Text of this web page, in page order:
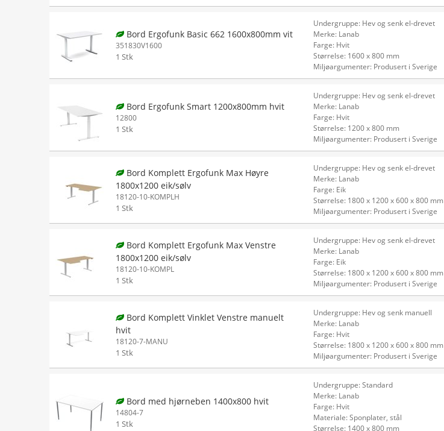
Bord Ergofunk Basic 662 1600x800mm vit
351830V1600
1 Stk
Undergruppe: Hev og senk el-drevet
Merke: Lanab
Farge: Hvit
Størrelse: 1600 x 800 mm
Miljøargumenter: Produsert i Sverige
Bord Ergofunk Smart 1200x800mm hvit
12800
1 Stk
Undergruppe: Hev og senk el-drevet
Merke: Lanab
Farge: Hvit
Størrelse: 1200 x 800 mm
Miljøargumenter: Produsert i Sverige
Bord Komplett Ergofunk Max Høyre
1800x1200 eik/sølv
18120-10-KOMPLH
1 Stk
Undergruppe: Hev og senk el-drevet
Merke: Lanab
Farge: Eik
Størrelse: 1800 x 1200 x 600 x 800 mm
Miljøargumenter: Produsert i Sverige
Bord Komplett Ergofunk Max Venstre
1800x1200 eik/sølv
18120-10-KOMPL
1 Stk
Undergruppe: Hev og senk el-drevet
Merke: Lanab
Farge: Eik
Størrelse: 1800 x 1200 x 600 x 800 mm
Miljøargumenter: Produsert i Sverige
Bord Komplett Vinklet Venstre manuelt
hvit
18120-7-MANU
1 Stk
Undergruppe: Hev og senk manuell
Merke: Lanab
Farge: Hvit
Størrelse: 1800 x 1200 x 600 x 800 mm
Miljøargumenter: Produsert i Sverige
Bord med hjørneben 1400x800 hvit
14804-7
1 Stk
Undergruppe: Standard
Merke: Lanab
Farge: Hvit
Materiale: Sponplater, stål
Størrelse: 1400 x 800 mm